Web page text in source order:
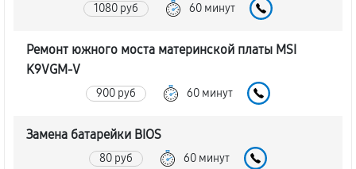
1080 руб 60 минут
Ремонт южного моста материнской платы MSI
K9VGM-V
900 руб 60 минут
Замена батарейки BIOS
80 руб 60 минут